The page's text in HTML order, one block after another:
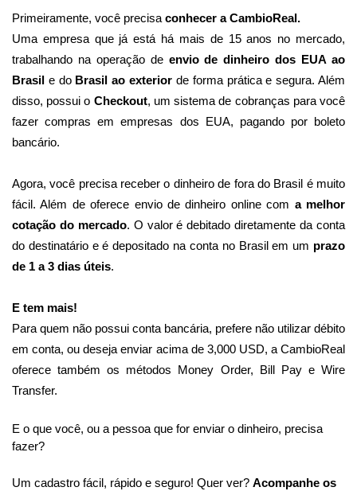
Primeiramente, você precisa conhecer a CambioReal.
Uma empresa que já está há mais de 15 anos no mercado,
trabalhando na operação de envio de dinheiro dos EUA ao
Brasil e do Brasil ao exterior de forma prática e segura. Além
disso, possui o Checkout, um sistema de cobranças para você
fazer compras em empresas dos EUA, pagando por boleto
bancário.
Agora, você precisa receber o dinheiro de fora do Brasil é muito
fácil. Além de oferece envio de dinheiro online com a melhor
cotação do mercado. O valor é debitado diretamente da conta
do destinatário e é depositado na conta no Brasil em um prazo
de 1 a 3 dias úteis.
E tem mais!
Para quem não possui conta bancária, prefere não utilizar débito
em conta, ou deseja enviar acima de 3,000 USD, a CambioReal
oferece também os métodos Money Order, Bill Pay e Wire
Transfer.
E o que você, ou a pessoa que for enviar o dinheiro, precisa
fazer?
Um cadastro fácil, rápido e seguro! Quer ver? Acompanhe os
We use cookies